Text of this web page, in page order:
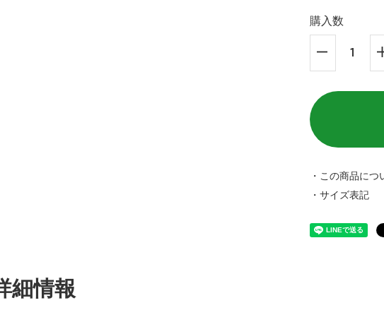
購入数
・この商品に
・サイズ表記
細情報